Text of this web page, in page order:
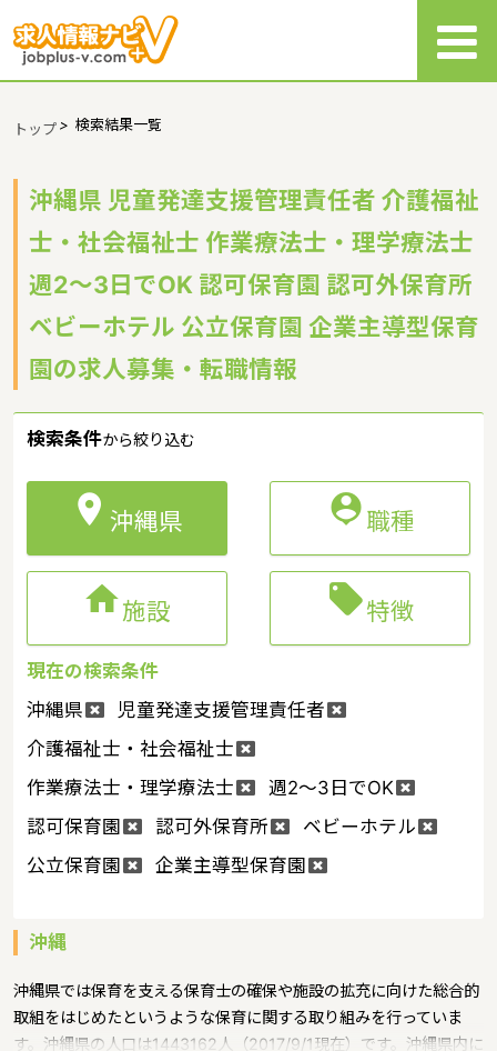
トップ> 検索結果一覧
沖縄県 児童発達支援管理責任者 介護福祉
士・社会福祉士 作業療法士・理学療法士
週2～3日でOK 認可保育園 認可外保育所
ベビーホテル 公立保育園 企業主導型保育
園の求人募集・転職情報
検索条件から絞り込む
 沖縄県 職種
施設 特徴
現在の検索条件
沖縄県
児童発達支援管理責任者
介護福祉士・社会福祉士
作業療法士・理学療法士
週2～3日でOK
認可保育園
認可外保育所
ベビーホテル
公立保育園
企業主導型保育園
沖縄
沖縄県では保育を支える保育士の確保や施設の拡充に向けた総合的
取組をはじめたというような保育に関する取り組みを行っていま
す。沖縄県の人口は1443162人（2017/9/1現在）です。沖縄県内に